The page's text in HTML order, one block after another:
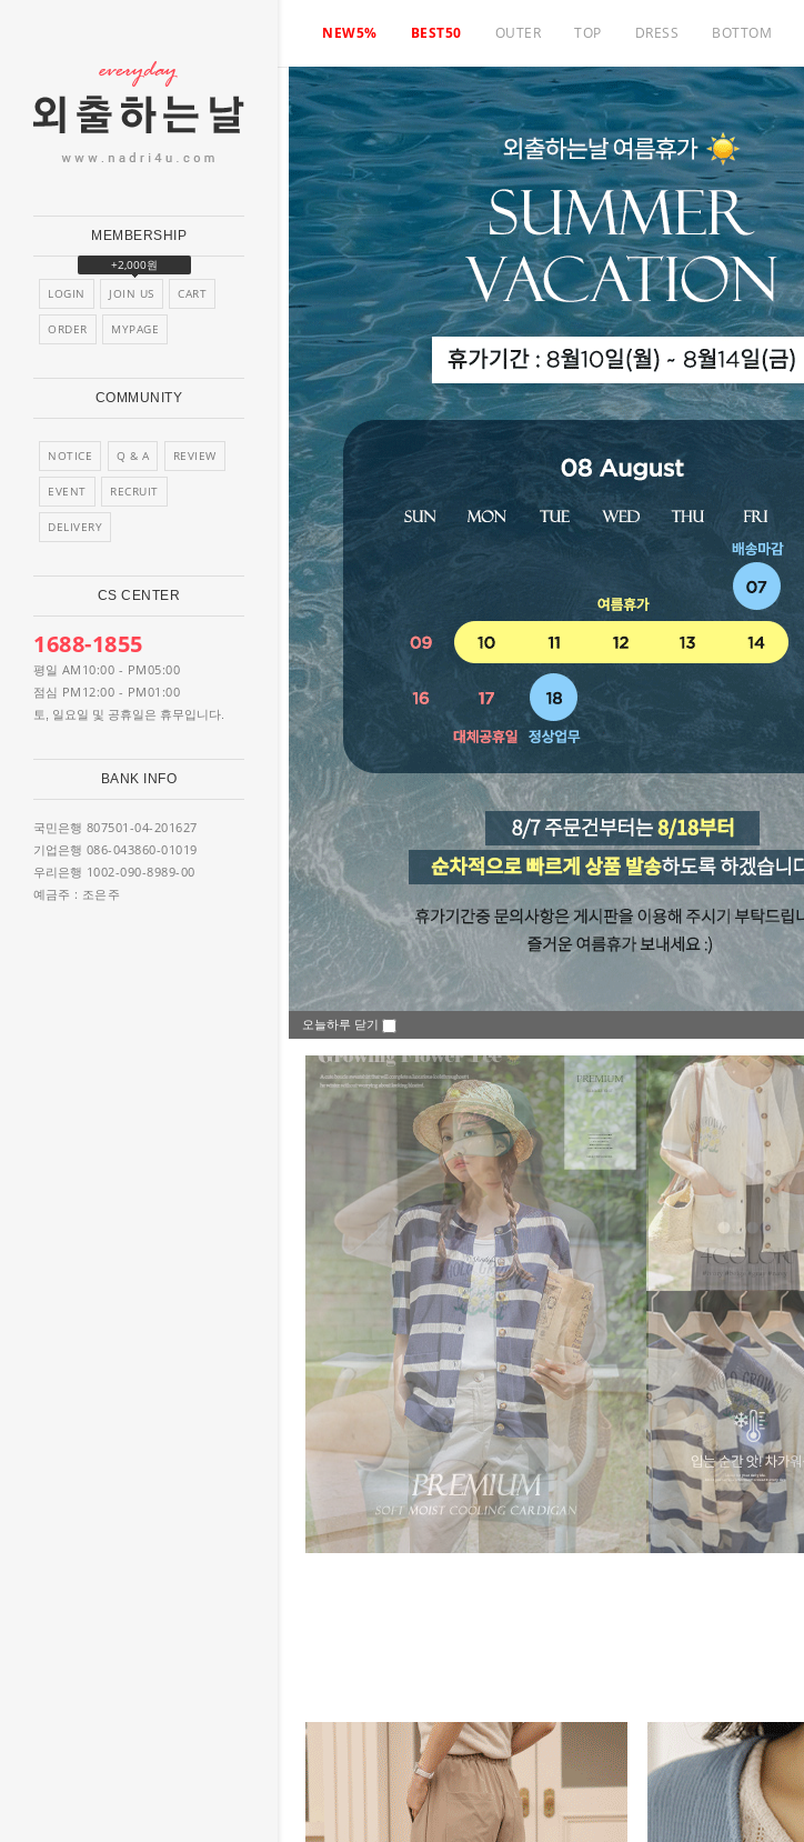
NEW5% BEST50 OUTER TOP DRESS BOTTOM
MEMBERSHIP
LOGIN JOIN US
+2,000원
CART
ORDER MYPAGE
COMMUNITY
NOTICE Q & A REVIEW
EVENT RECRUIT
DELIVERY
CS CENTER
1688-1855
평일 AM10:00 - PM05:00
점심 PM12:00 - PM01:00
토, 일요일 및 공휴일은 휴무입니다.
BANK INFO
국민은행 807501-04-201627
기업은행 086-043860-01019
우리은행 1002-090-8989-00
예금주 : 조은주
WEEKLY BEST ITEM
오늘하루 닫기